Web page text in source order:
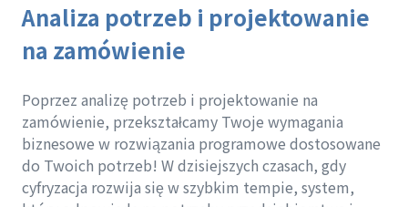
Analiza potrzeb i projektowanie
na zamówienie
Poprzez analizę potrzeb i projektowanie na
zamówienie, przekształcamy Twoje wymagania
biznesowe w rozwiązania programowe dostosowane
do Twoich potrzeb! W dzisiejszych czasach, gdy
cyfryzacja rozwija się w szybkim tempie, system,